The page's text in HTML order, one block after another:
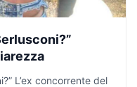
L’ex concorrente del